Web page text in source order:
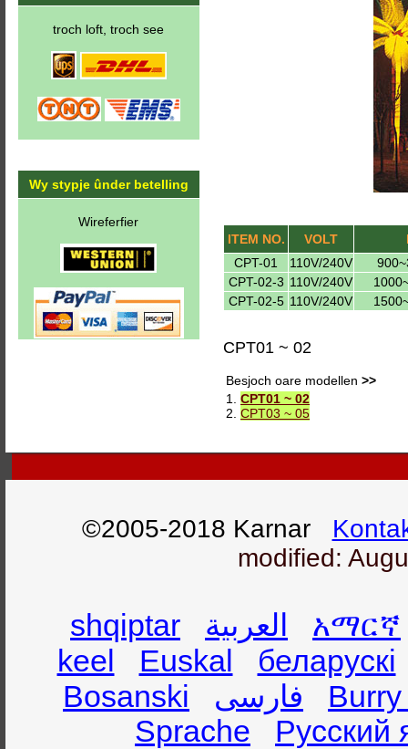
ITEM NO. VOLT
CPT-01
110V/240V
CPT-02-3 110V/240V
CPT-02-5 110V/240V
CPT01 ~ 02
Besjoch oare modellen >>
1. CPT01 ~ 02
2. CPT03 ~ 05
troch loft, troch see
Wy stypje ûnder betelling
Wireferfier
©2005-2018 Karnar
modified:
shqiptar العربية
አማርኛ
keel
Euskal
беларускі
Bosanski
فارسی
Sprache
Русский